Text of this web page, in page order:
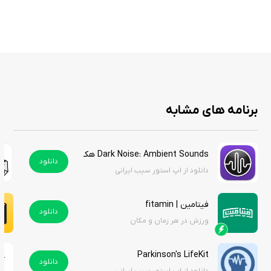
نحوه فعالسازی نسخه هک شده:
ابتدا وارد حساب کاربری گوگل خود شوید، سپس در قسمت خرید اشتراک پرو
گزینه Lifetime Access کلیک کنید و سپس cancel را بزنید. و برنامه را به طور
کامل ببندید و مجدد راه‌اندازی کنید.
برنامه های مشابه
Dark Noise: Ambient Sounds هک شده
دانلود از اپ استور سیب ایرانی
دانلود
فیتامین | fitamin
ورزش در هر زمان و مکان
دانلود
Parkinson's LifeKit
دانلود